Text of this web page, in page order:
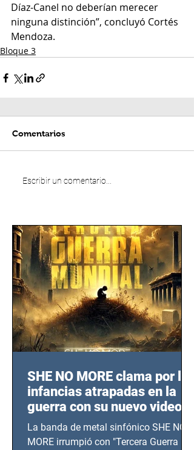
Díaz-Canel no deberían merecer
ninguna distinción”, concluyó Cortés
Mendoza.
Bloque 3
Comentarios
Escribir un comentario...
SHE NO MORE clama por las
infancias atrapadas en la
guerra con su nuevo video
TERCERA GUERRA
MUNDIAL
La banda de metal sinfónico SHE NO
MORE irrumpió con "Tercera Guerra